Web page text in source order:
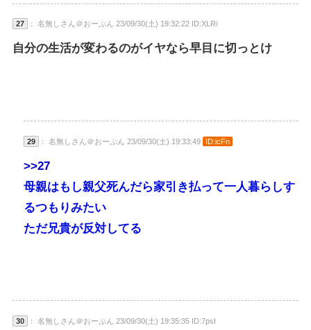
27 ： 名無しさん＠おーぷん 23/09/30(土) 19:32:22 ID:XLRi
自分の生活が変わるのがイヤなら早目に切っとけ
29 ： 名無しさん＠おーぷん 23/09/30(土) 19:33:49 ID:icFn
>>27
母親はもし親父死んだら家引き払って一人暮らしす
るつもりみたい
ただ兄貴が反対してる
30 ： 名無しさん＠おーぷん 23/09/30(土) 19:35:35 ID:7psI